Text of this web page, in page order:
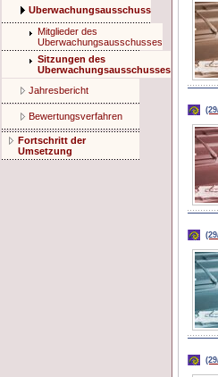
Uberwachungsausschuss
Mitglieder des
Uberwachungsausschusses
Sitzungen des
Uberwachungsausschusses
Jahresbericht
Bewertungsverfahren
Fortschritt der
Umsetzung